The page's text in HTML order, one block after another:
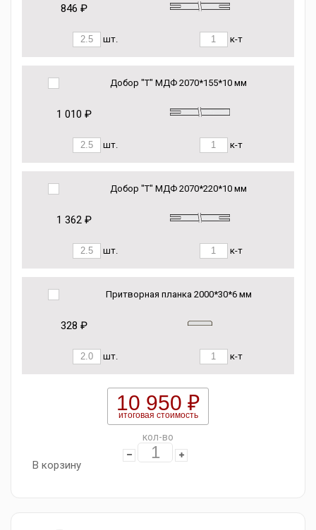
846 ₽
шт. к-т
Добор "Т" МДФ 2070*155*10 мм
1 010 ₽
шт. к-т
Добор "Т" МДФ 2070*220*10 мм
1 362 ₽
шт. к-т
Притворная планка 2000*30*6 мм
328 ₽
шт. к-т
10 950 ₽
итоговая стоимость
кол-во
В корзину